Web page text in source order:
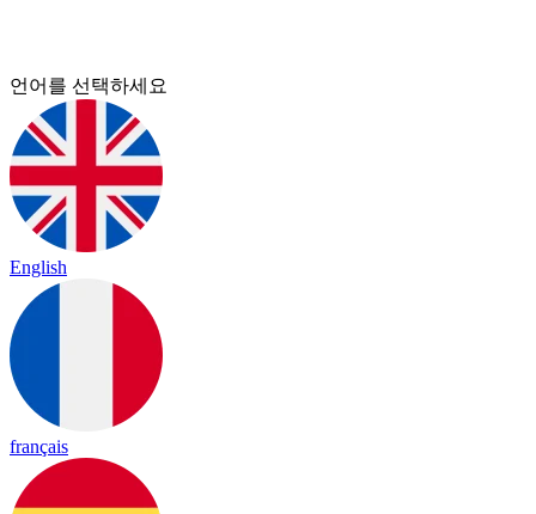
언어를 선택하세요
English
français